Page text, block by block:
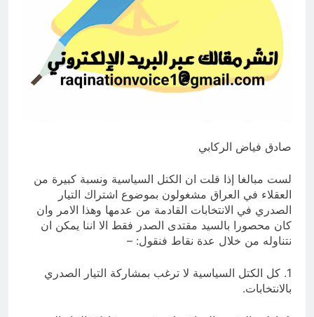
الإيرانية–العراقية
قراءة تحليليّة في الأبعاد القانونيّة
والسياسيّة للأتفاق الإطاري
9 ساعات Ago
صادق فياض الركابي
لست مبالغا إذا قلت ان الكتل السياسية ونسبة كبيرة من
العقلاء في العراق مشغولون بموضوع اشتراك التيار
الصدري في الانتخابات القادمة من عدمها وهذا الامر وان
كان محصورا بالسيد مقتدى الصدر فقط الا اننا يمكن ان
نتناوله من خلال عدة نقاط فنقول: –
1. كل الكتل السياسية لا ترغب بمشاركة التيار الصدري
بالانتخابات.